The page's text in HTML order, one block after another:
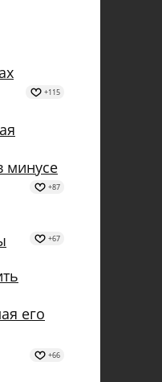
+115
минусе
+87
+67
его
+66